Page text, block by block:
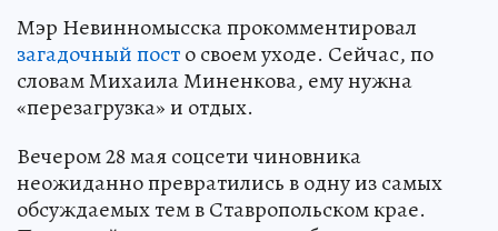
Мэр Невинномысска прокомментировал
загадочный посто своем уходе. Сейчас, по
словам Михаила Миненкова, ему нужна
«перезагрузка» и отдых.
Вечером 28 мая соцсети чиновника
неожиданно превратились в одну из самых
обсуждаемых тем в Ставропольском крае.